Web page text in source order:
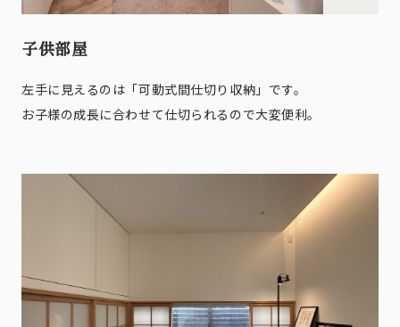
子供部屋
左手に見えるのは「可動式間仕切り収納」です。
お子様の成長に合わせて仕切られるので大変便利。